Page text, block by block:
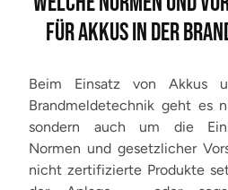
FÜR AKKUS IN DER
Beim Einsatz von Akkus
Brandmeldetechnik geht es
sondern auch um die
Normen und gesetzlicher
nicht zertifizierte Produkte